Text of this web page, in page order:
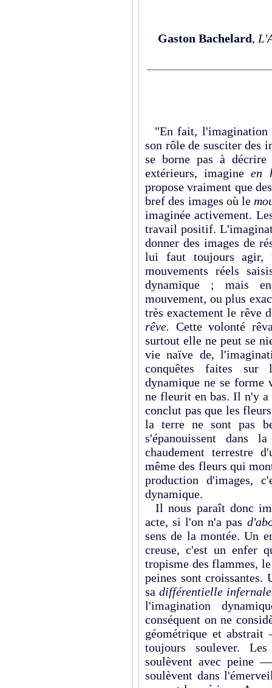
Gaston Bachelard,
"En fait, l'imagination
son rôle de susciter des
se borne pas à décrire
extérieurs, imagineen
propose vraiment que
bref des images où le
imaginée activement.
travail positif.
donner des images de
lui faut toujours agir,
mouvements réels
dynamique ; mais
mouvement, ou plus
très exactement le rêve
rêve. Cette volonté
surtout elle ne peut se
vie naïve de,
conquêtes faites sur
dynamique ne se forme
ne fleurit en bas. Il n'y
conclut pas que les
la terre ne sont pas
s'épanouissent dans
chaudement terrestre
même des fleurs qui
production d'images,
dynamique.
Il nous paraît donc
acte, si l'on n'a pas
sens de la montée. Un
creuse, c'est un enfer
tropisme des flammes,
peines sont
sa différentielle infernale
l'imagination
conséquent on ne
géométrique et
toujours soulever.
soulèvent avec peine
soulèvent dans